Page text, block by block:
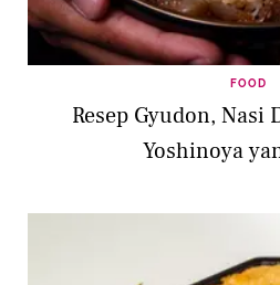
FOOD
Resep Gyudon, Nasi
Yoshinoya